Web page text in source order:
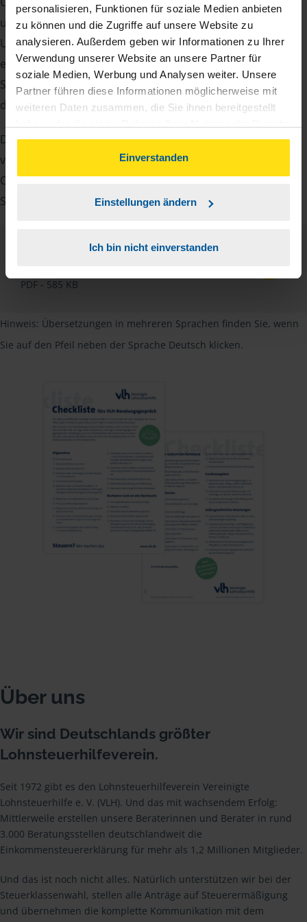
personalisieren, Funktionen für soziale Medien anbieten
zu können und die Zugriffe auf unsere Website zu
analysieren. Außerdem geben wir Informationen zu Ihrer
Verwendung unserer Website an unsere Partner für
soziale Medien, Werbung und Analysen weiter. Unsere
Partner führen diese Informationen möglicherweise mit
weiteren Daten zusammen, die Sie ihnen bereitgestellt
gesammelt haben. Indem Sie auf Einverstanden klicken,
können Sie der Verwendung von Cookies, gemäß
unserer
Einverstanden
Einstellungen ändern
Ich bin nicht einverstanden
unsere Beraterinnen und Berater eine Reihe von
Unterlagen von Ihnen. Dazu gehört beispielsweise die
elektronische Lohnsteuerbescheinigung, Ihre
Steueridentifikationsnummer, der Rentenbescheid oder
die Bescheinigung über das Kindergeld.
Damit Sie sich gut vorbereiten können und keinen der
vielen Nachweise vergessen, stellen wir Ihnen hier eine
Checkliste für Arbeitnehmer, Beamte, Auszubildende und
Studenten sowie Rentner zur Verfügung.
PDF - 585 KB
Hinweis: Übersetzungen in mehreren Sprachen finden Sie, wenn
Sie auf den Pfeil neben der Sprache Deutsch klicken.
Über uns
Wir sind Deutschlands größter
Lohnsteuerhilfeverein.
Seit 1972 gibt es den Lohnsteuerhilfeverein Vereinigte
Lohnsteuerhilfe e. V. (VLH). Und das mit wachsendem Erfolg:
Mittlerweile erstellen unsere Beraterinnen und Berater in rund
3.000 Beratungsstellen deutschlandweit die
Einkommensteuererklärung für mehr als 1,2 Millionen Mitglieder.
Und das ist noch nicht alles. Natürlich unterstützen wir bei der
Steuerklassenwahl, stellen alle Anträge auf Steuerermäßigung
und übernehmen die komplette Kommunikation mit dem